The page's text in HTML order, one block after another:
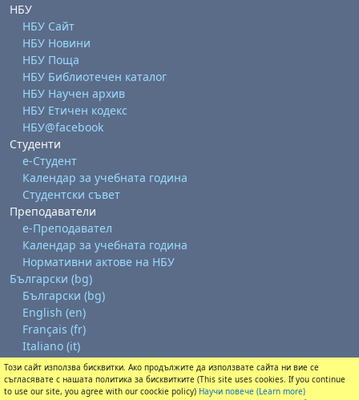
НБУ
НБУ Сайт
НБУ Новини
НБУ Поща
НБУ Библиотечен каталог
НБУ Научен архив
НБУ Етичен кодекс
НБУ@facebook
Студенти
е-Студент
Календар за учебната година
Студентски съвет
Преподаватели
е-Преподавател
Календар за учебната година
Нормативни актове на НБУ
Български ‎(bg)‎
Български ‎(bg)‎
English ‎(en)‎
Français ‎(fr)‎
Italiano ‎(it)‎
Изтегляне на мобилно приложение
Преминете към стандартната тема
Този сайт използва бисквитки. Ако продължите да използвате сайта ни вие се
съгласявате с нашата политика за бисквитките (This site uses cookies. If you continue
to use our site, you agree with our coockie policy) Научи повече (Learn more)